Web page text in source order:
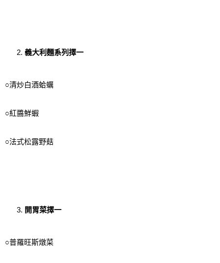
義大利麵系列擇一
○清炒白酒蛤蠣
○紅醬鮮蝦
○法式松露野菇
開胃菜擇一
○普羅旺斯燉菜